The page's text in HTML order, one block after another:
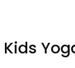
Kids